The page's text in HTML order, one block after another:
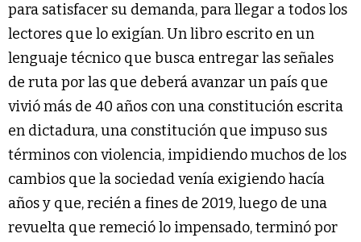
para satisfacer su demanda, para llegar a todos los
lectores que lo exigían. Un libro escrito en un
lenguaje técnico que busca entregar las señales
de ruta por las que deberá avanzar un país que
vivió más de 40 años con una constitución escrita
en dictadura, una constitución que impuso sus
términos con violencia, impidiendo muchos de los
cambios que la sociedad venía exigiendo hacía
años y que, recién a fines de 2019, luego de una
revuelta que remeció lo impensado, terminó por